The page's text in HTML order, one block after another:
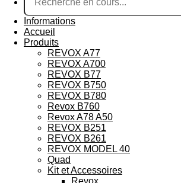
Informations
Accueil
Produits
REVOX A77
REVOX A700
REVOX B77
REVOX B750
REVOX B780
Revox B760
Revox A78 A50
REVOX B251
REVOX B261
REVOX MODEL 40
Quad
Kit et Accessoires
Revox